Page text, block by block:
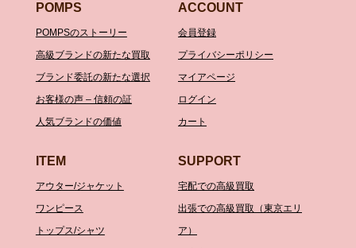
POMPS
POMPSのストーリー
高級ブランドの新たな買取
ブランド委託の新たな選択
お客様の声 – 信頼の証
人気ブランドの価値
ACCOUNT
会員登録
プライバシーポリシー
マイアページ
ログイン
カート
ITEM
アウター/ジャケット
ワンピース
トップス/シャツ
SUPPORT
宅配での高級買取
出張での高級買取（東京エリ
ア）